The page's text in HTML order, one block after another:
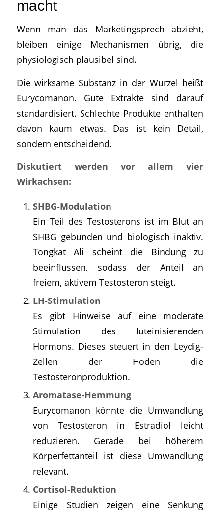
macht
Wenn man das Marketingsprech abzieht,
bleiben einige Mechanismen übrig, die
physiologisch plausibel sind.
Die wirksame Substanz in der Wurzel heißt
Eurycomanon. Gute Extrakte sind darauf
standardisiert. Schlechte Produkte enthalten
davon kaum etwas. Das ist kein Detail,
sondern entscheidend.
Diskutiert werden vor allem vier
Wirkachsen:
SHBG-Modulation
Ein Teil des Testosterons ist im Blut an
SHBG gebunden und biologisch inaktiv.
Tongkat Ali scheint die Bindung zu
beeinflussen, sodass der Anteil an
freiem, aktivem Testosteron steigt.
LH-Stimulation
Es gibt Hinweise auf eine moderate
Stimulation des luteinisierenden
Hormons. Dieses steuert in den Leydig-
Zellen der Hoden die
Testosteronproduktion.
Aromatase-Hemmung
Eurycomanon könnte die Umwandlung
von Testosteron in Estradiol leicht
reduzieren. Gerade bei höherem
Körperfettanteil ist diese Umwandlung
relevant.
Cortisol-Reduktion
Einige Studien zeigen eine Senkung